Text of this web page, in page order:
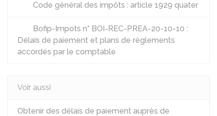
Code général des impôts : article 1929 quater
Bofip-Impots n° BOI-REC-PREA-20-10-10 :
Délais de paiement et plans de règlements
accordés par le comptable
Voir aussi
Obtenir des délais de paiement auprès de